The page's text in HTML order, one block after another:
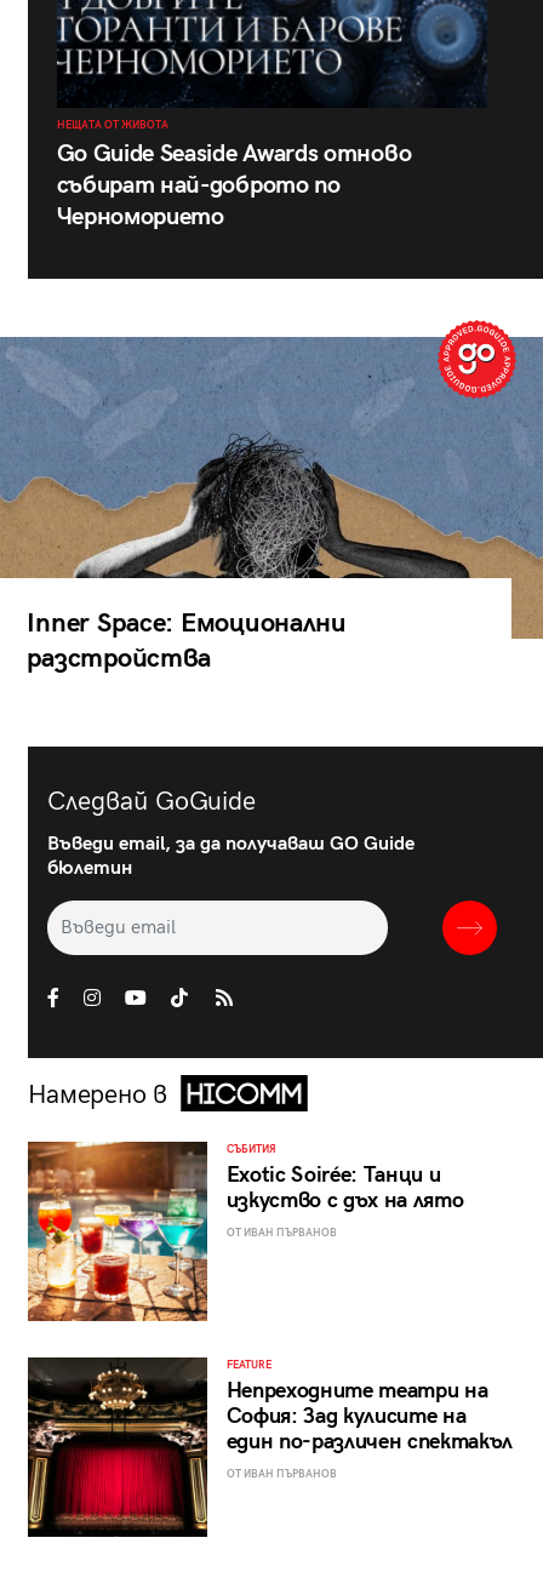
НЕЩАТА ОТ ЖИВОТА
Go Guide Seaside Awards отново
събират най-доброто по
Черноморието
Inner Space: Емоционални
разстройства
Следвай GoGuide
Въведи email, за да получаваш GO Guide
бюлетин
Намерено в
СЪБИТИЯ
Exotic Soirée: Танци и
изкуство с дъх на лято
ОТ ИВАН ПЪРВАНОВ
FEATURE
Непреходните театри на
София: Зад кулисите на
един по-различен спектакъл
ОТ ИВАН ПЪРВАНОВ